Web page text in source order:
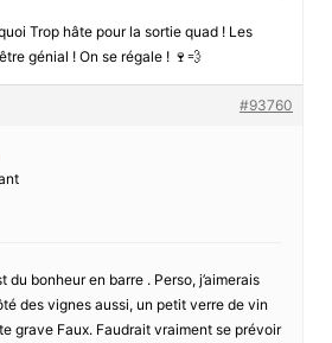
Trop hâte pour la sortie quad ! Les
génial ! On se régale ! 🍷💨
#93760
du bonheur en barre . Perso, j’aimerais
des vignes aussi, un petit verre de vin
grave Faux. Faudrait vraiment se prévoir